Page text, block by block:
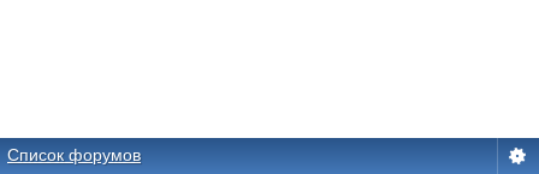
Список форумов